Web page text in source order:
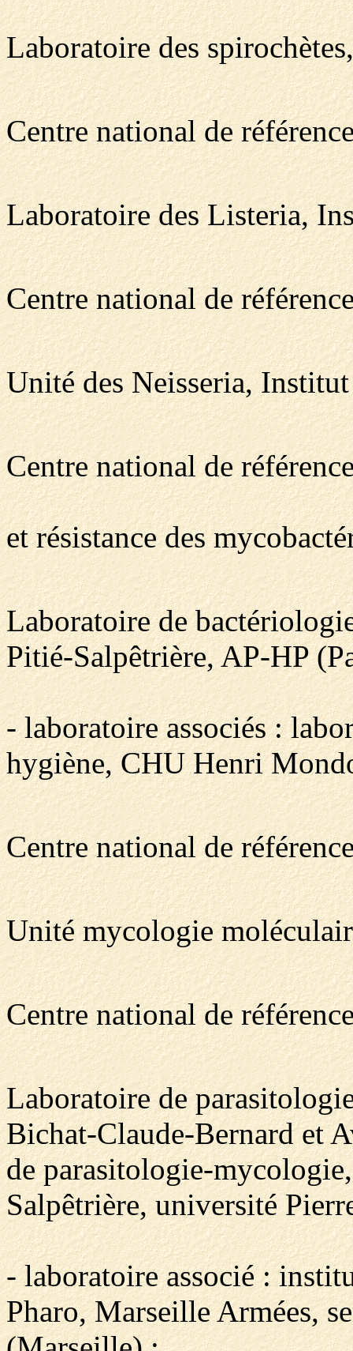
Laboratoire des
Centre national de
Laboratoire des Listeria,
Centre national de
Unité des Neisseria,
Centre national de
et résistance des
Laboratoire de
Pitié-Salpêtrière, AP-HP
- laboratoire associés :
hygiène, CHU Henri
Centre national de
Unité mycologie
Centre national de
Laboratoire de
Bichat-Claude-Bernard et
de parasitologie-
Salpêtrière, université
- laboratoire associé :
Pharo, Marseille Armées,